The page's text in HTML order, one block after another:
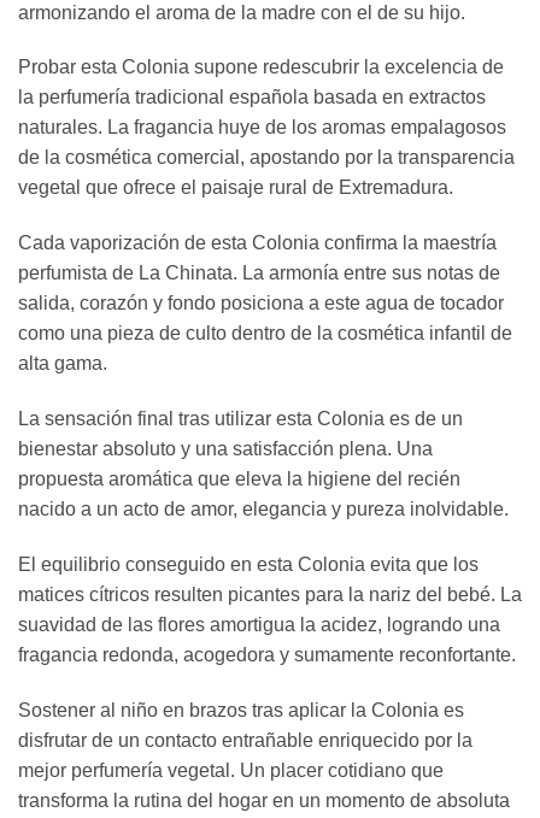
armonizando el aroma de la madre con el de su hijo.
Probar esta Colonia supone redescubrir la excelencia de
la perfumería tradicional española basada en extractos
naturales. La fragancia huye de los aromas empalagosos
de la cosmética comercial, apostando por la transparencia
vegetal que ofrece el paisaje rural de Extremadura.
Cada vaporización de esta Colonia confirma la maestría
perfumista de La Chinata. La armonía entre sus notas de
salida, corazón y fondo posiciona a este agua de tocador
como una pieza de culto dentro de la cosmética infantil de
alta gama.
La sensación final tras utilizar esta Colonia es de un
bienestar absoluto y una satisfacción plena. Una
propuesta aromática que eleva la higiene del recién
nacido a un acto de amor, elegancia y pureza inolvidable.
El equilibrio conseguido en esta Colonia evita que los
matices cítricos resulten picantes para la nariz del bebé. La
suavidad de las flores amortigua la acidez, logrando una
fragancia redonda, acogedora y sumamente reconfortante.
Sostener al niño en brazos tras aplicar la Colonia es
disfrutar de un contacto entrañable enriquecido por la
mejor perfumería vegetal. Un placer cotidiano que
transforma la rutina del hogar en un momento de absoluta